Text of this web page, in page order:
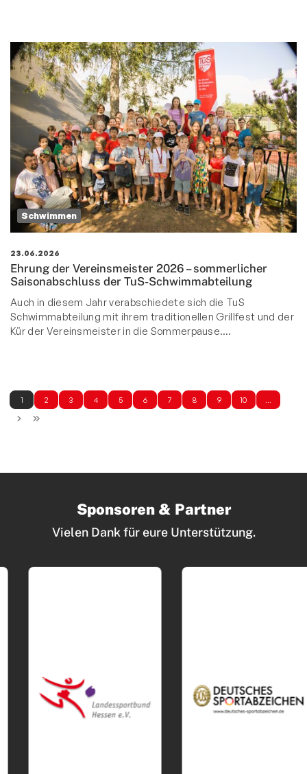
Schwimmen
23.06.2026
Ehrung der Vereinsmeister 2026 – sommerlicher
Saisonabschluss der TuS-Schwimmabteilung
Auch in diesem Jahr verabschiedete sich die TuS
Schwimmabteilung mit ihrem traditionellen Grillfest und der
Kür der Vereinsmeister in die Sommerpause.…
1 2 3 4 5 6 7 8 9 10 …
Sponsoren & Partner
Vielen Dank für eure Unterstützung.